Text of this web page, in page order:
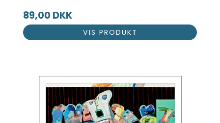
89,00 DKK
VIS PRODUKT